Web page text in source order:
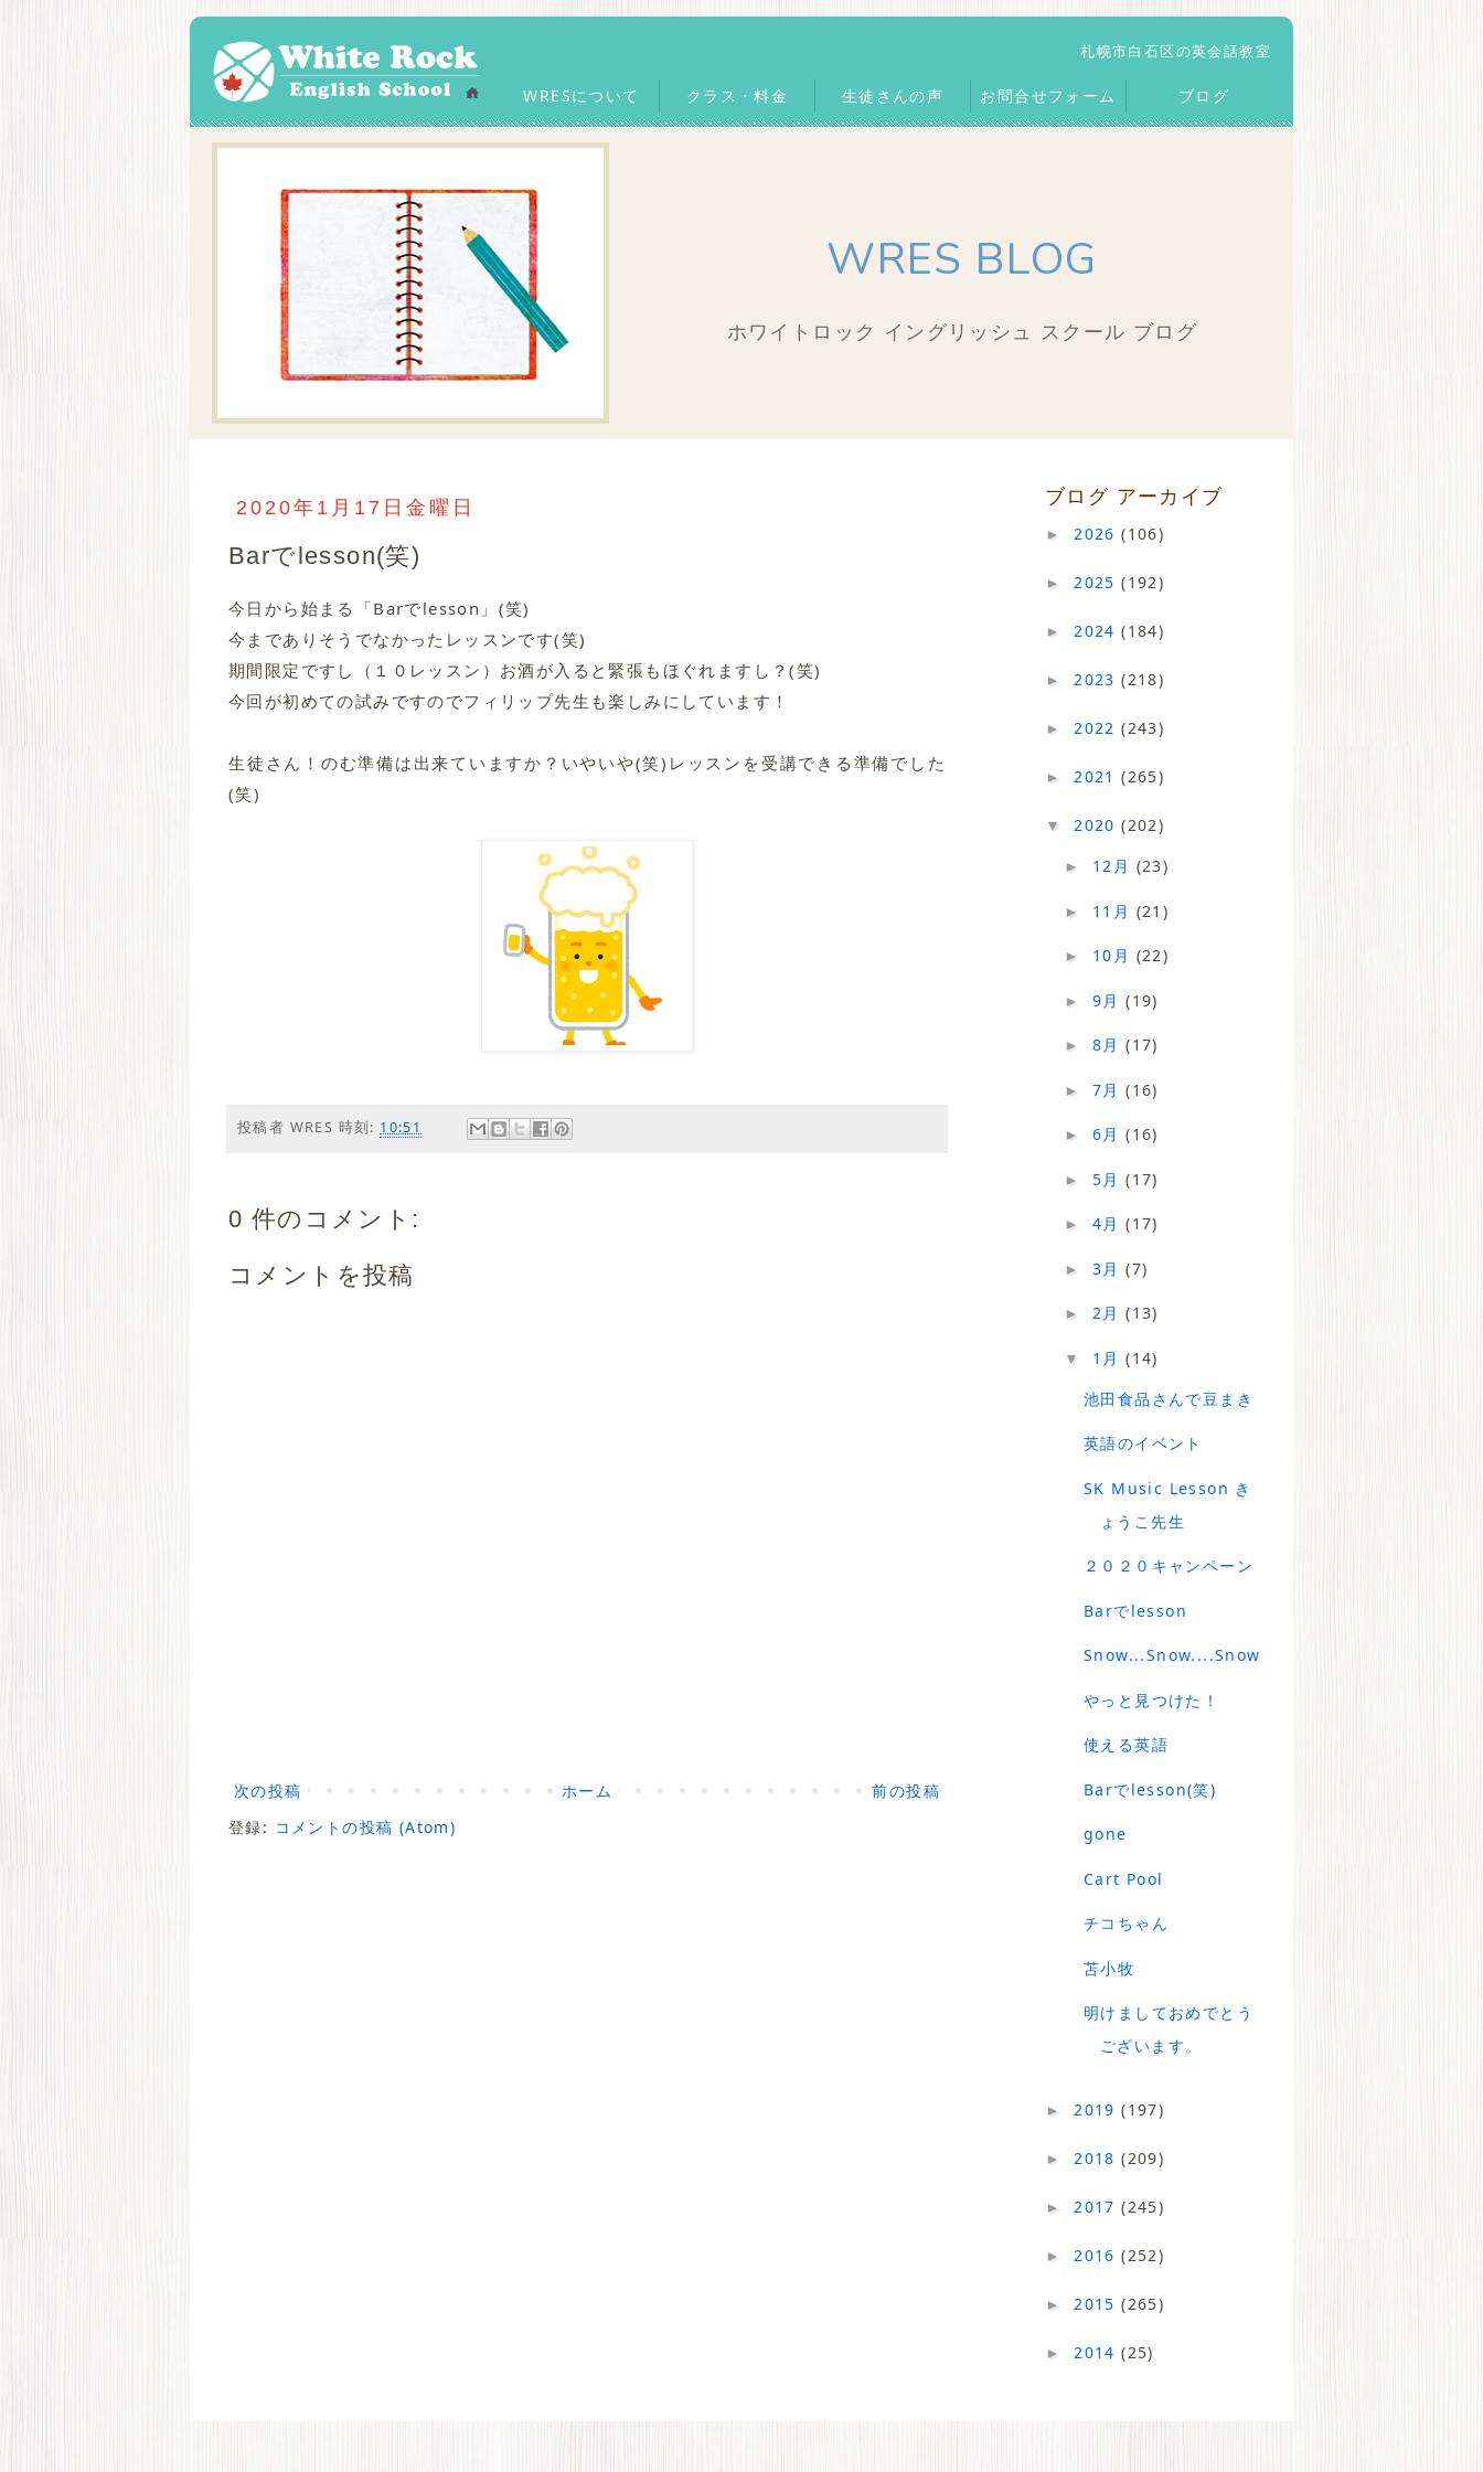
札幌市白石区の英会話教室
WRESについて クラス・料金 生徒さんの声 お問合せフォーム ブログ
WRES BLOG
ホワイトロック イングリッシュ スクール ブログ
2020年1月17日金曜日
Barでlesson(笑)
今日から始まる「Barでlesson」(笑)
今までありそうでなかったレッスンです(笑)
期間限定ですし（１０レッスン）お酒が入ると緊張もほぐれますし？(笑)
今回が初めての試みですのでフィリップ先生も楽しみにしています！
生徒さん！のむ準備は出来ていますか？いやいや(笑)レッスンを受講できる準備でした
(笑)
投稿者 WRES 時刻: 10:51
0 件のコメント:
コメントを投稿
次の投稿 前の投稿
ホーム
登録: コメントの投稿 (Atom)
ブログ アーカイブ
► 2026(106)
► 2025(192)
► 2024(184)
► 2023(218)
► 2022(243)
► 2021(265)
▼ 2020(202)
► 12月 (23)
► 11月 (21)
► 10月 (22)
► 9月(19)
► 8月(17)
► 7月(16)
► 6月(16)
► 5月(17)
► 4月(17)
► 3月(7)
► 2月(13)
▼ 1月(14)
池田食品さんで豆まき
英語のイベント
SK Music Lesson き
ょうこ先生
２０２０キャンペーン
Barでlesson
Snow...Snow....Snow
やっと見つけた！
使える英語
Barでlesson(笑)
gone
Cart Pool
チコちゃん
苫小牧
明けましておめでとう
ございます。
► 2019(197)
► 2018(209)
► 2017(245)
► 2016(252)
► 2015(265)
► 2014(25)